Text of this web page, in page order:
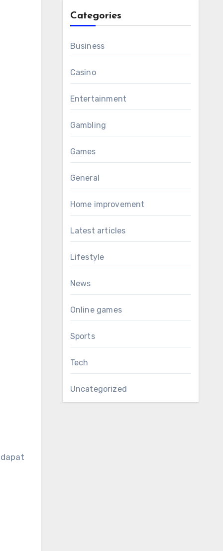
Categories
Business
Casino
Entertainment
Gambling
Games
General
Home improvement
Latest articles
Lifestyle
News
Online games
Sports
Tech
Uncategorized